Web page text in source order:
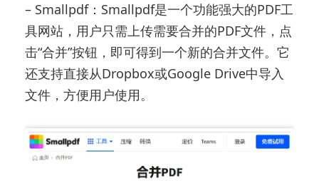
– Smallpdf：Smallpdf是一个功能强大的PDF工
具网站，用户只需上传需要合并的PDF文件，点
击“合并”按钮，即可得到一个新的合并文件。它
还支持直接从Dropbox或Google Drive中导入
文件，方便用户使用。